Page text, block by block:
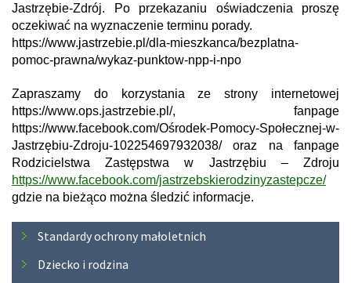
Jastrzębie-Zdrój. Po przekazaniu oświadczenia proszę
oczekiwać na wyznaczenie terminu porady.
https://www.jastrzebie.pl/dla-mieszkanca/bezplatna-
pomoc-prawna/wykaz-punktow-npp-i-npo
Zapraszamy do korzystania ze strony internetowej
https://www.ops.jastrzebie.pl/, fanpage
https://www.facebook.com/Ośrodek-Pomocy-Społecznej-w-
Jastrzębiu-Zdroju-102254697932038/ oraz na fanpage
Rodzicielstwa Zastępstwa w Jastrzębiu – Zdroju
https://www.facebook.com/jastrzebskierodzinyzastepcze/
gdzie na bieżąco można śledzić informacje.
MenuStandardy ochrony małoletnich
Dziecko i rodzina